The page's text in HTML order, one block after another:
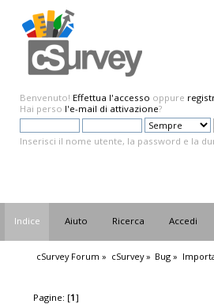
Benvenuto! Effettua l'accesso oppure
Hai perso l'e-mail di attivazione?
Inserisci il nome utente, la password e la
Indice Aiuto Ricerca Accedi
cSurvey Forum » cSurvey» Bug »
Pagine: [1]